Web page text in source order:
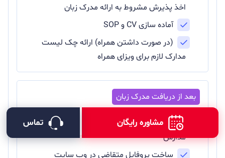
اخذ پذیرش مشروط به ارائه مدرک زبان
آماده سازی CV و SOP
(در صورت داشتن همراه) ارائه چک لیست
مدارک لازم برای ویزای همراه
انجام مکاتبات نهایی با دانشگاه ها، کالج ها و
مدارس
ساخت پروفایل متقاضی در وب سایت
مشاوره رایگان تماس